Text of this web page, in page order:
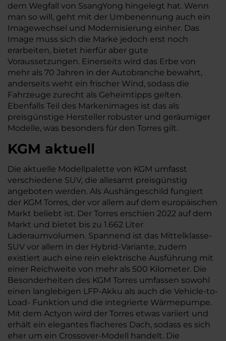
dem Wegfall von SsangYong hingelegt hat. Wenn
man so will, geht mit der Umbenennung auch ein
Imagewechsel und Modernisierung einher. Das
Image muss sich die Marke jedoch erst noch
erarbeiten, bietet hierfür aber gute
Voraussetzungen. Einerseits wird das Erbe von
mehr als 70 Jahren in der Autobranche bewahrt,
anderseits weht ein frischer Wind, sodass die
Fahrzeuge zurecht als Geheimtipps gelten.
Ebenfalls Teil des Markenimages ist das als
preisgünstige Hersteller robuster und geräumiger
Modelle, was besonders für den Torres gilt.
KGM aktuell
Die aktuelle Modellpalette von KGM umfasst
verschiedene SUV, die allesamt preisgünstig
angeboten werden. Als Aushängeschild fungiert
der KGM Torres, der vor allem auf dem europäischen
Markt beliebt ist. Der Torres erschien 2022 auf dem
Markt und bietet bis zu 1.662 Liter
Laderaumvolumen. Spannend ist das Mittelklasse-
SUV vor allem in der Hybrid-Variante, zudem
existiert auch eine rein elektrische Ausführung mit
einer Reichweite von mehr als 500 Kilometer. Die
Besonderheiten des KGM Torres umfassen sowohl
einen langlebigen LFP-Akku als auch die Vehicle-to-
Load- Funktion und die integrierte Wärmepumpe.
Mit dem Actyon wird der Torres etwas variiert und
erhält ein elegantes flacheres Dach, sodass es sich
eher um ein Crossover-Modell handelt. Die